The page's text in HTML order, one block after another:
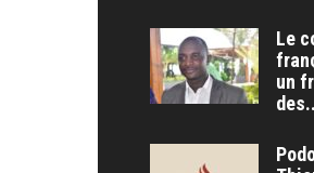
Le
un